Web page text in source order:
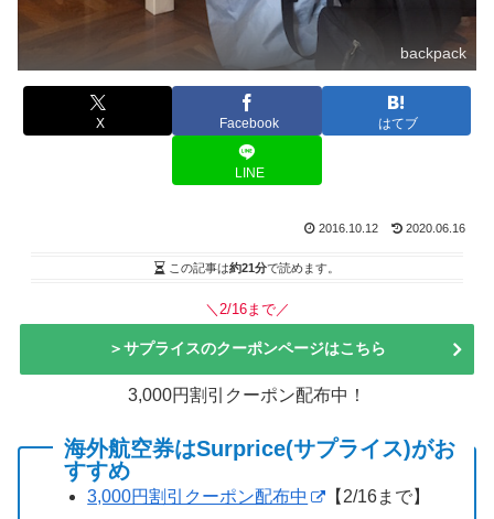
backpack
X Facebook はてブ
LINE
2016.10.12 2020.06.16
この記事は約21分で読めます。
＼2/16まで／
＞サプライスのクーポンページはこちら
3,000円割引クーポン配布中！
海外航空券はSurprice(サプライス)がお
すすめ
3,000円割引クーポン配布中
【2/16まで】